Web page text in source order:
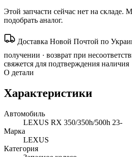
Этой запчасти сейчас нет на складе.
подобрать аналог.
Доставка Новой Почтой по
получении · возврат при
свяжется для подтверждения наличия
О детали
Характеристики
Автомобиль
LEXUS RX 350/350h/500h 23-
Марка
LEXUS
Категория